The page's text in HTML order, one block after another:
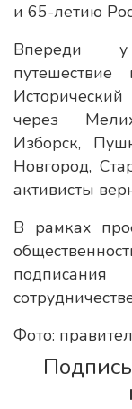
и 65-летию
Впереди у
через
Изборск,
Новгород,
активисты
В рамках
Фото: